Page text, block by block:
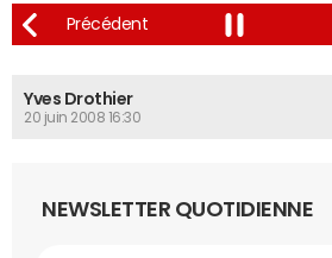
Yves Drothier
20 juin 2008 16:30
NEWSLETTER QUOTIDIENNE